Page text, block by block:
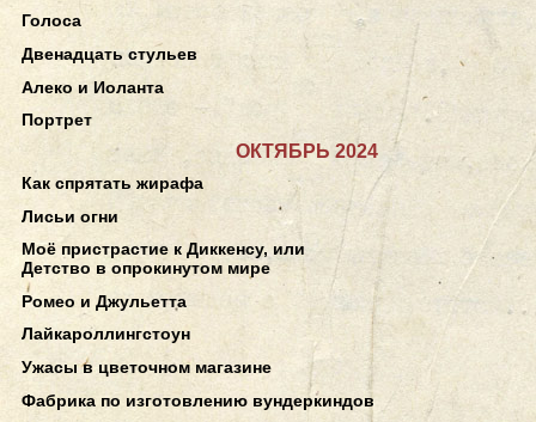
Голоса
Двенадцать стульев
Алеко и Иоланта
Портрет
ОКТЯБРЬ 2024
Как спрятать жирафа
Лисьи огни
Моё пристрастие к Диккенсу, или
Детство в опрокинутом мире
Ромео и Джульетта
Лайкароллингстоун
Ужасы в цветочном магазине
Фабрика по изготовлению вундеркиндов